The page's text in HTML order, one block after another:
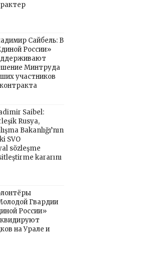
Сайбель: В
России»
Минтруда
участников
Saibel:
Rusya,
Bakanlığı’nın
SVO
sözleşme
kararını
Гвардии
России»
на Урале и